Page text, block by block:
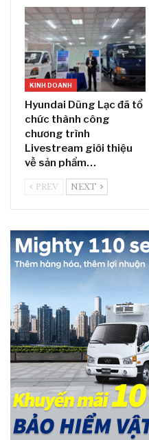
KINH DOANH
Hyundai Dũng Lạc đã tổ
chức thành công
chương trình
Livestream giới thiệu
về sản phẩm…
PREV NEXT